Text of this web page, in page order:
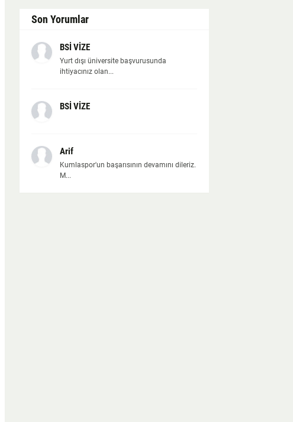
Son Yorumlar
BSİ VİZE
Yurt dışı üniversite başvurusunda
ihtiyacınız olan...
BSİ VİZE
Arif
Kumlaspor'un başarısının devamını dileriz.
M...